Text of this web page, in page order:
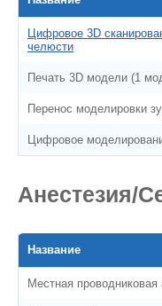
Цифровое 3D
челюсти
Печать 3D модели (1
Перенос моделировки
Цифровое
Анестезия/
Название
Местная проводниковая